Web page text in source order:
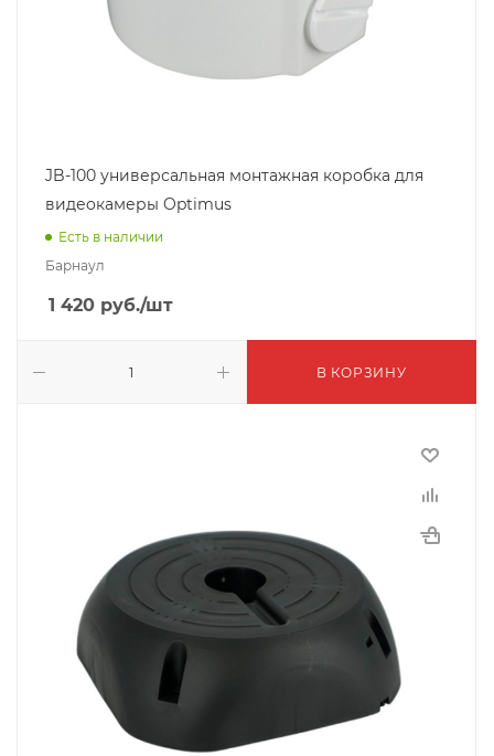
JB-100 универсальная монтажная коробка для
видеокамеры Optimus
Есть в наличии
Барнаул
1 420 руб./шт
В КОРЗИНУ